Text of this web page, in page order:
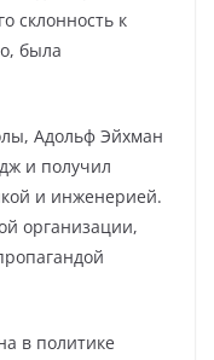
склонность к
была
Адольф Эйхман
и получил
и инженерией.
организации,
в политике